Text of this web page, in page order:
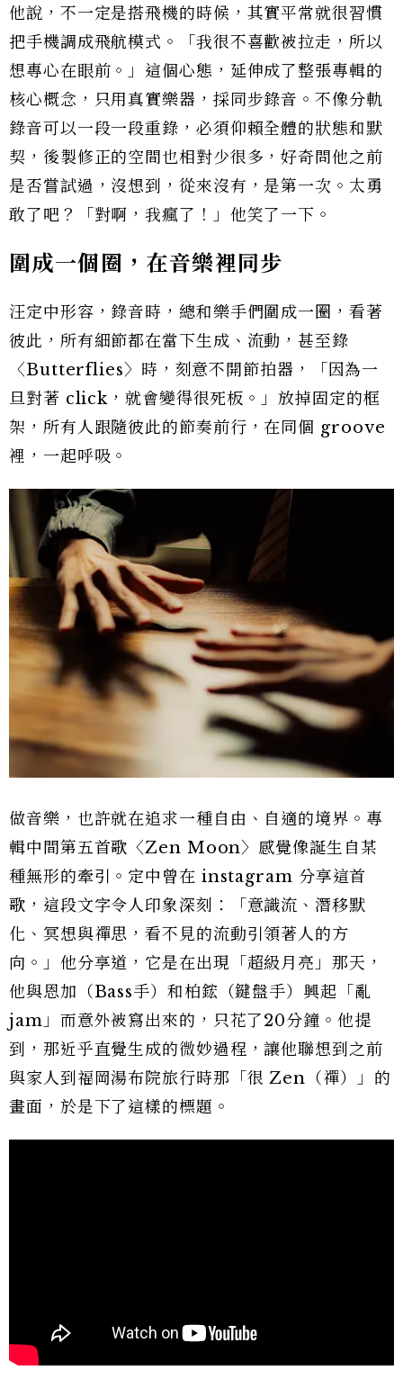
他說，不一定是搭飛機的時候，其實平常就很習慣
把手機調成飛航模式。「我很不喜歡被拉走，所以
想專心在眼前。」這個心態，延伸成了整張專輯的
核心概念，只用真實樂器，採同步錄音。不像分軌
錄音可以一段一段重錄，必須仰賴全體的狀態和默
契，後製修正的空間也相對少很多，好奇問他之前
是否嘗試過，沒想到，從來沒有，是第一次。太勇
敢了吧？「對啊，我瘋了！」他笑了一下。
圍成一個圈，在音樂裡同步
汪定中形容，錄音時，總和樂手們圍成一圈，看著
彼此，所有細節都在當下生成、流動，甚至錄
〈Butterflies〉時，刻意不開節拍器，「因為一
旦對著 click，就會變得很死板。」放掉固定的框
架，所有人跟隨彼此的節奏前行，在同個 groove
裡，一起呼吸。
做音樂，也許就在追求一種自由、自適的境界。專
輯中間第五首歌〈Zen Moon〉感覺像誕生自某
種無形的牽引。定中曾在 instagram 分享這首
歌，這段文字令人印象深刻：「意識流、潛移默
化、冥想與禪思，看不見的流動引領著人的方
向。」他分享道，它是在出現「超級月亮」那天，
他與恩加（Bass手）和柏鋐（鍵盤手）興起「亂
jam」而意外被寫出來的，只花了20分鐘。他提
到，那近乎直覺生成的微妙過程，讓他聯想到之前
與家人到福岡湯布院旅行時那「很 Zen（禪）」的
畫面，於是下了這樣的標題。